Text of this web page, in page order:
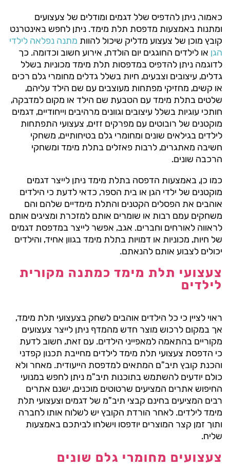
כאמור, ניתן להדפיס שלל דגמים ומודלים של צעצועים
ומתנות באמצעות מדפסת תלת מימד. ניתן לחפש באינטרנט
קובץ מוכן של צעצוע מדליק שיכול להוות מתנה נפלאה לילדי
הגן או לילדים החוגגים יום הולדת, אירוע חשוב וכדומה. כך
לדוגמה ניתן להדפיס במדפסות תלת מימד מכוניות בשלל
גדלים, עיצובים וצבעים, חיות בשלל גדלים מחומרי גלם רכים
או קשים, מחזיקי מפתחות מעוצבים עם שם הילד עליהם,
שלטים בתלת מימד עם הטבעת שם הילד או מקום למדבקה,
חותכי עוגיות בשלל עיצובים וגוונים מרהיבים וייחודיים, דגמים
מוקטנים של רובוטים עם מפרקים זזים, צעצועי התפתחות
לילדים בגילאים שונים ומחומרי גלם בטיחותיים, משחקי
חשיבה מאתגרים, לרבות פאזלים בתלת מימד ומשחקי
הרכבה שונים.
כמו כן, באמצעות הדפסה בתלת מימד ניתן לייצר דגמים
מוקטנים של ילדי הגן או בית הספר, כדאי לדעת כי הילדים
אוהבים את הפסלים הקטנים והתלת מימדיים שלהם והם
משחקים עמם רבות או שומרים אותם למזכרת ומציגים אותם
לראווה לאורחים וחברים. אגב, אפשר לייצר במדפסת דגמים
של חיות, מכוניות או דמויות בתלת מימד בגוון אחיד, והילדים
יכולים לצבוע אותם להנאתם.
צעצועי תלת מימד כמתנה מקורית
לילדים
ראוי לציין כי כל הילדים אוהבים לשחק בצעצועי תלת מימד,
אך במקום לרכוש מוצר חדש מהמדף ניתן לייצר צעצועים
מקוריים בהתאמה למאפייני הילדים. עם זאת, חשוב לדעת
כי הדפסת צעצועי תלת מימד לילדים מחייבת תכנון קפדני
והכנת קובץ תיב"ם המתאים למדפסת הייעודית. מאחר ולא
כולם יודעים להשתמש בתוכנות תיב"מ ניתן לחפש במנועי
החיפוש אתרים המציעים שרטוטים מוכנים, ישנם אתרים
רבים המציעים בחינם קבצי תיב"מ של דגמים וצעצועי תלת
מימד לילדים. לאחר הורדת הקובץ יש לשלוח אותו לחברה
ותוך זמן קצר המוצרים יודפסו וישלחו לביתכם באמצעות
שליח.
צעצועים מחומרי גלם שונים